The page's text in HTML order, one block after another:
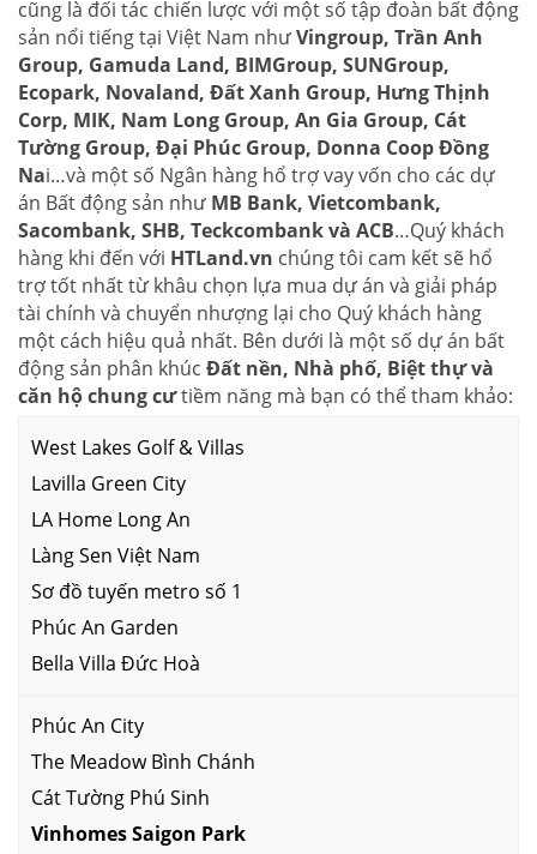
cũng là đối tác chiến lược với một số tập đoàn bất động
sản nổi tiếng tại Việt Nam nhưVingroup, Trần Anh
Group, Gamuda Land, BIMGroup, SUNGroup,
Ecopark, Novaland, Đất Xanh Group, Hưng Thịnh
Corp, MIK, Nam Long Group, An Gia Group, Cát
Tường Group, Đại Phúc Group, Donna Coop Đồng
Nai…và một số Ngân hàng hổ trợ vay vốn cho các dự
án Bất động sản như MB Bank, Vietcombank,
Sacombank, SHB, Teckcombank và ACB…Quý khách
hàng khi đến với HTLand.vn chúng tôi cam kết sẽ hổ
trợ tốt nhất từ khâu chọn lựa mua dự án và giải pháp
tài chính và chuyển nhượng lại cho Quý khách hàng
một cách hiệu quả nhất. Bên dưới là một số dự án bất
động sản phân khúc Đất nền, Nhà phố, Biệt thự và
căn hộ chung cưtiềm năng mà bạn có thể tham khảo:
West Lakes Golf & Villas
Lavilla Green City
LA Home Long An
Làng Sen Việt Nam
Sơ đồ tuyến metro số 1
Phúc An Garden
Bella Villa Đức Hoà
Phúc An City
The Meadow Bình Chánh
Cát Tường Phú Sinh
Vinhomes Saigon Park